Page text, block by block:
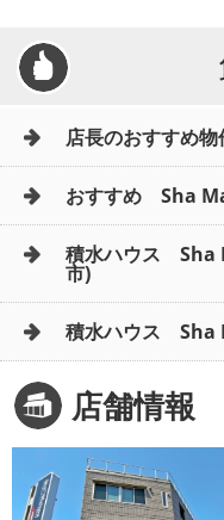
店長のおすすめ物
おすすめ Sha
積水ハウス Sha
市)
積水ハウス
店舗情報